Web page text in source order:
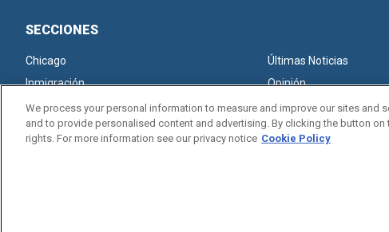
SECCIONES
Chicago
Últimas Noticias
Inmigración
Opinión
We process your personal information to measure and improve our sites and
and to provide personalised content and advertising. By clicking the button on
rights. For more information see our privacy notice Cookie Policy